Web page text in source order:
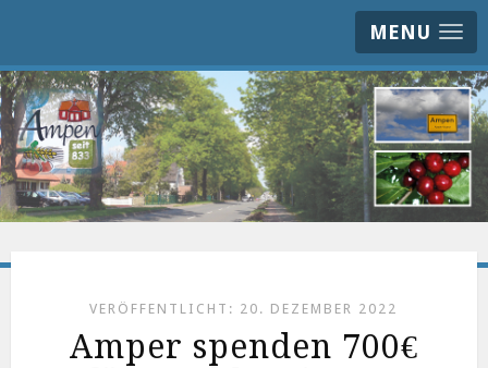
MENU
VERÖFFENTLICHT: 20. DEZEMBER 2022
Amper spenden 700€